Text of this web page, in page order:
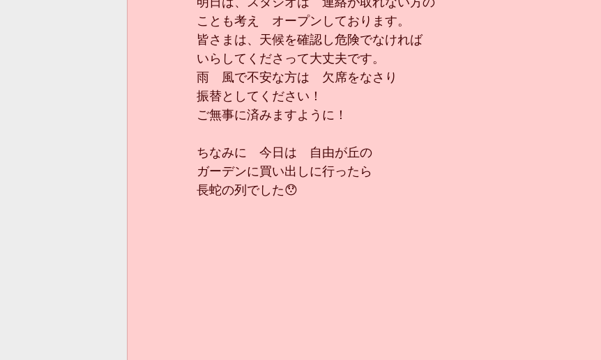
ことも考え　オープンしております。
皆さまは、天候を確認し危険でなければ
いらしてくださって大丈夫です。
雨　風で不安な方は　欠席をなさり
振替としてください！
ご無事に済みますように！
ちなみに　今日は　自由が丘の
ガーデンに買い出しに行ったら
長蛇の列でした😯